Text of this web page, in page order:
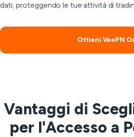
dati, proteggendo le tue attività di
Ottieni VeePN
Vantaggi di
per l'Accesso a